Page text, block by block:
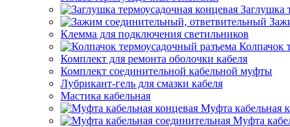
Заглушка
Клемма для подключения светильников
Колпачок
Комплект для ремонта оболочки кабеля
Комплект соединительной кабельной муфты
Лубрикант-гель для смазки кабеля
Мастика кабельная
Муфта кабельная
Муфта